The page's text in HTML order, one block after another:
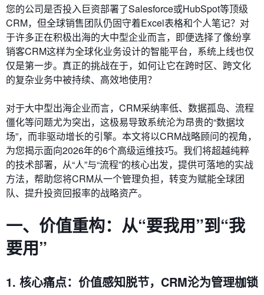
您的公司是否投入巨资部署了Salesforce或HubSpot等顶级
CRM，但全球销售团队仍固守着Excel表格和个人笔记？对
于许多正在积极出海的大中型企业而言，即便选择了像纷享
销客CRM这样为全球化业务设计的智能平台，系统上线也仅
仅是第一步。真正的挑战在于，如何让它在跨时区、跨文化
的复杂业务中被持续、高效地使用？
对于大中型出海企业而言，CRM采纳率低、数据孤岛、流程
僵化等问题尤为突出，这极易导致系统沦为昂贵的“数据坟
场”，而非驱动增长的引擎。本文将以CRM战略顾问的视角，
为您揭示面向2026年的6个高级运维技巧。我们将超越纯粹
的技术部署，从“人”与“流程”的核心出发，提供可落地的实战
方法，帮助您将CRM从一个管理负担，转变为赋能全球团
队、提升投资回报率的战略资产。
一、价值重构：从“要我用”到“我
要用”
1. 核心痛点：价值感知脱节，CRM沦为管理枷锁